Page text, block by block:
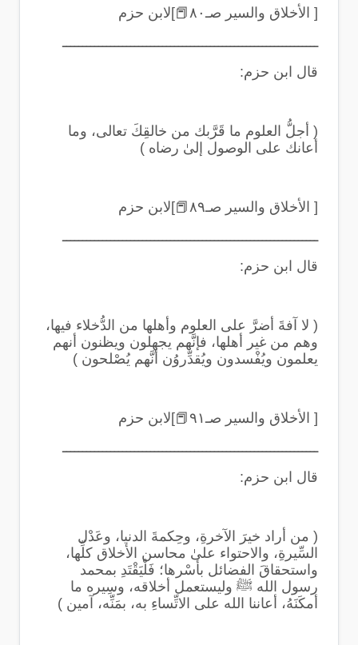
[ الأخلاق والسير صـ٨٠ 📕]لابن حزم
ــــــــــــــــــــــــــــــــــــــــــــــــــــــــــــــــ
قال ابن حزم:
( أجلُّ العلوم ما قَرَّبك من خالقِكَ تعالى، وما
أعانك على الوصول إلىٰ رضاه )
[ الأخلاق والسير صـ٨٩ 📕]لابن حزم
ــــــــــــــــــــــــــــــــــــــــــــــــــــــــــــــــ
قال ابن حزم:
( لا آفةَ أضرَّ على العلوم وأهلها من الدُّخلاء فيها،
وهم من غير أهلها، فإنَّهم يجهلون ويظنون أنهم
يعلمون ويُفْسدون ويُقدِّروُن أنَّهم يُصْلحون )
[ الأخلاق والسير صـ٩١ 📕]لابن حزم
ــــــــــــــــــــــــــــــــــــــــــــــــــــــــــــــــ
قال ابن حزم:
( من أراد خيرَ الآخرةِ، وحِكمةَ الدنيا، وعَدْل
السِّيرةِ، والاحتواء علىٰ محاسن الأخلاق كلِّها،
واستحقاقَ الفضائل بأسْرها؛ فَلْيَقْتَدِ بمحمد
رسول الله ﷺ وليستعمل أخلاقه، وسِيره ما
أمكَنَهُ، أعاننا الله على الاتِّساءِ به، بمَنِّه، آمين )